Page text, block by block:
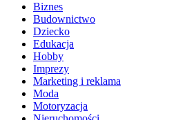
Biznes
Budownictwo
Dziecko
Edukacja
Hobby
Imprezy
Marketing i reklama
Moda
Motoryzacja